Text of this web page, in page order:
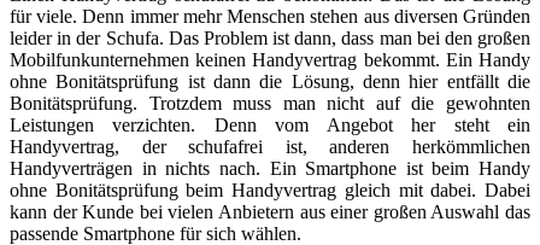
für viele. Denn immer mehr Menschen stehen aus diversen Gründen
leider in der Schufa. Das Problem ist dann, dass man bei den großen
Mobilfunkunternehmen keinen Handyvertrag bekommt. Ein Handy
ohne Bonitätsprüfung ist dann die Lösung, denn hier entfällt die
Bonitätsprüfung. Trotzdem muss man nicht auf die gewohnten
Leistungen verzichten. Denn vom Angebot her steht ein
Handyvertrag, der schufafrei ist, anderen herkömmlichen
Handyverträgen in nichts nach. Ein Smartphone ist beim Handy
ohne Bonitätsprüfung beim Handyvertrag gleich mit dabei. Dabei
kann der Kunde bei vielen Anbietern aus einer großen Auswahl das
passende Smartphone für sich wählen.